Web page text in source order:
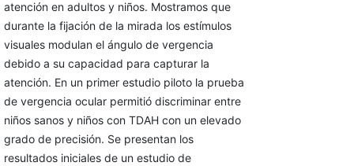
atención en adultos y niños. Mostramos que
durante la fijación de la mirada los estímulos
visuales modulan el ángulo de vergencia
debido a su capacidad para capturar la
atención. En un primer estudio piloto la prueba
de vergencia ocular permitió discriminar entre
niños sanos y niños con TDAH con un elevado
grado de precisión. Se presentan los
resultados iniciales de un estudio de